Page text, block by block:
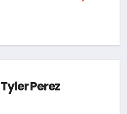
Tyler Perez